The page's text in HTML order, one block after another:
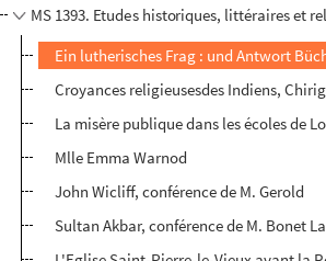
MS 1393. Etudes historiques, littéraires et
Ein lutherisches Frag : und Antwort
Croyances religieusesdes Indiens,
La misère publique dans les écoles de
Mlle Emma Warnod
John Wicliff, conférence de M. Gerold
Sultan Akbar, conférence de M. Bonet